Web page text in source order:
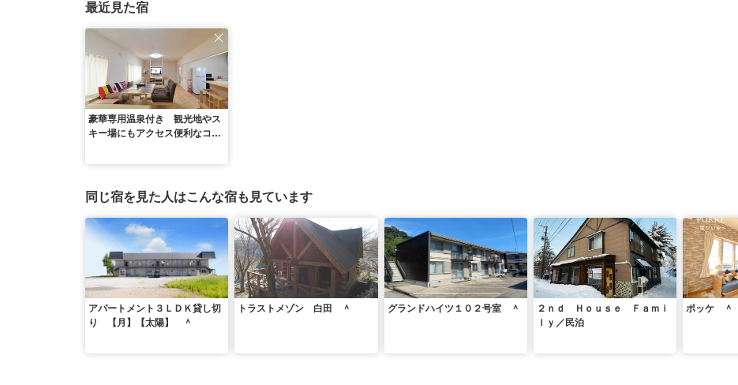
最近見た宿
豪華専用温泉付き 観光地やス
キー場にもアクセス便利なコテ
同じ宿を見た人はこんな宿も見ています
アパートメント３ＬＤＫ貸し切
り 【月】【太陽】 ＾
トラストメゾン 白田 ＾ グランドハイツ１０２号室 ＾
２ｎｄ Ｈｏｕｓｅ Ｆａｍｉ
ｌｙ／民泊
ポッケ ＾